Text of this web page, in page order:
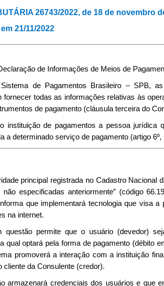
26743/2022, de 18 de novembro
21/11/2022
de Informações de Meios de
de Pagamentos Brasileiro – SPB,
fornecer todas as informações relativas às
de pagamento (cláusula terceira do
instituição de pagamentos a pessoa jurídica
a determinado serviço de pagamento (artigo 6º,
principal registrada no Cadastro Nacional
especificadas anteriormente” (código
que implementará tecnologia que visa a
na internet.
permite que o usuário (devedor)
qual optará pela forma de pagamento (débito
promoverá a interação com a instituição
cliente da Consulente (credor).
armazenará credenciais dos usuários e que